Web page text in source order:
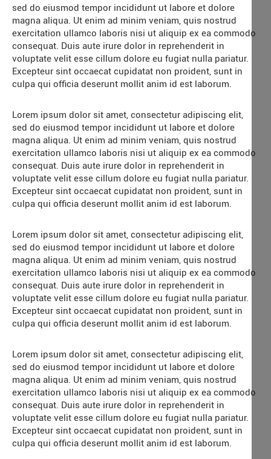
sed do eiusmod tempor incididunt ut labore et dolore
magna aliqua. Ut enim ad minim veniam, quis nostrud
exercitation ullamco laboris nisi ut aliquip ex ea commodo
consequat. Duis aute irure dolor in reprehenderit in
voluptate velit esse cillum dolore eu fugiat nulla pariatur.
Excepteur sint occaecat cupidatat non proident, sunt in
culpa qui officia deserunt mollit anim id est laborum.
Lorem ipsum dolor sit amet, consectetur adipiscing elit,
sed do eiusmod tempor incididunt ut labore et dolore
magna aliqua. Ut enim ad minim veniam, quis nostrud
exercitation ullamco laboris nisi ut aliquip ex ea commodo
consequat. Duis aute irure dolor in reprehenderit in
voluptate velit esse cillum dolore eu fugiat nulla pariatur.
Excepteur sint occaecat cupidatat non proident, sunt in
culpa qui officia deserunt mollit anim id est laborum.
Lorem ipsum dolor sit amet, consectetur adipiscing elit,
sed do eiusmod tempor incididunt ut labore et dolore
magna aliqua. Ut enim ad minim veniam, quis nostrud
exercitation ullamco laboris nisi ut aliquip ex ea commodo
consequat. Duis aute irure dolor in reprehenderit in
voluptate velit esse cillum dolore eu fugiat nulla pariatur.
Excepteur sint occaecat cupidatat non proident, sunt in
culpa qui officia deserunt mollit anim id est laborum.
Lorem ipsum dolor sit amet, consectetur adipiscing elit,
sed do eiusmod tempor incididunt ut labore et dolore
magna aliqua. Ut enim ad minim veniam, quis nostrud
exercitation ullamco laboris nisi ut aliquip ex ea commodo
consequat. Duis aute irure dolor in reprehenderit in
voluptate velit esse cillum dolore eu fugiat nulla pariatur.
Excepteur sint occaecat cupidatat non proident, sunt in
culpa qui officia deserunt mollit anim id est laborum.